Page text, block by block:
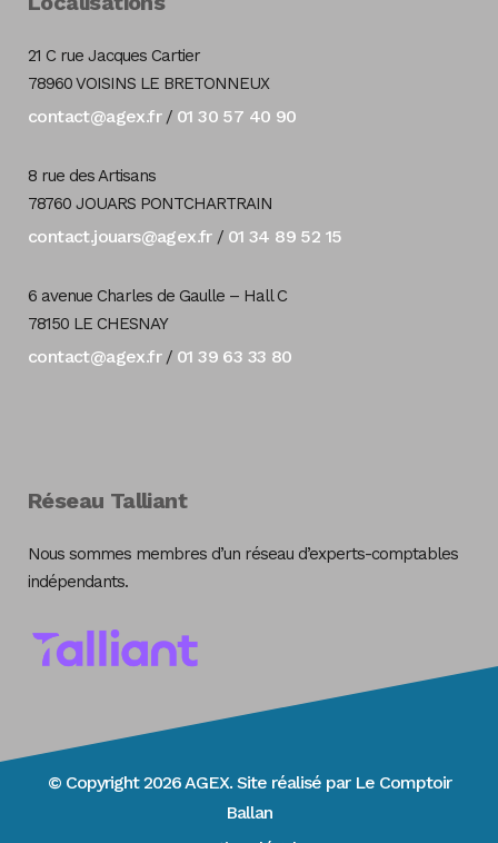
21 C rue Jacques Cartier
78960 VOISINS LE BRETONNEUX
contact@agex.fr/ 01 30 57 40 90
8 rue des Artisans
78760 JOUARS PONTCHARTRAIN
contact.jouars@agex.fr/ 01 34 89 52 15
6 avenue Charles de Gaulle – Hall C
78150 LE CHESNAY
contact@agex.fr/ 01 39 63 33 80
Réseau Talliant
Nous sommes membres d’un réseau d’experts-comptables
indépendants.
© Copyright 2026 AGEX. Site réalisé par Le Comptoir
Ballan